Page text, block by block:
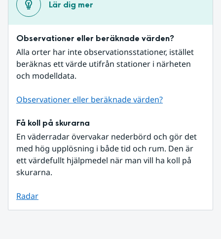
Lär dig mer
Observationer eller beräknade värden?
Alla orter har inte observationsstationer, istället
beräknas ett värde utifrån stationer i närheten
och modelldata.
Observationer eller beräknade värden?
Få koll på skurarna
En väderradar övervakar nederbörd och gör det
med hög upplösning i både tid och rum. Den är
ett värdefullt hjälpmedel när man vill ha koll på
skurarna.
Radar